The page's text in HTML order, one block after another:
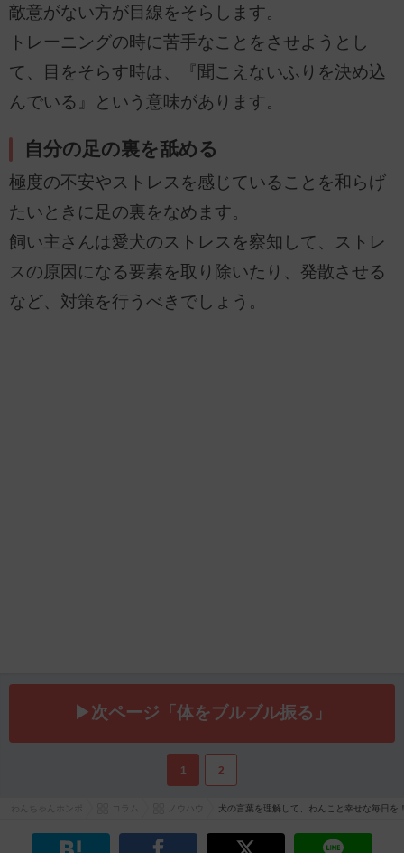
敵意がない方が目線をそらします。
トレーニングの時に苦手なことをさせようとし
て、目をそらす時は、『聞こえないふりを決め込
んでいる』という意味があります。
自分の足の裏を舐める
極度の不安やストレスを感じていることを和らげ
たいときに足の裏をなめます。
飼い主さんは愛犬のストレスを察知して、ストレ
スの原因になる要素を取り除いたり、発散させる
など、対策を行うべきでしょう。
▶次ページ「体をブルブル振る」
1 2
犬の言葉を理解して、わんこと幸せな毎日を